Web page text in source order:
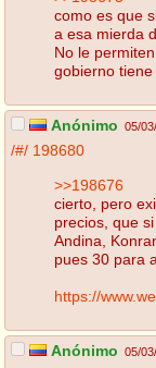
como es que
a esa mierda
No le
gobierno
Anónimo 05/
/#/ 198680
>>198676
cierto, pero
precios, que
Andina,
pues 30 para
https://
Anónimo 05/